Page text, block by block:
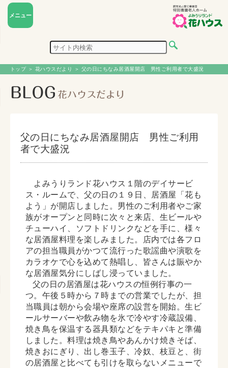
メニュー
トップ＞ 花ハウスだより ＞ 父の日にちなみ居酒屋開店 男性ご利用者で大盛況
父の日にちなみ居酒屋開店 男性ご利用
者で大盛況
よみうりランド花ハウス１階のデイサービ
ス・ルームで、父の日の１９日、居酒屋「花も
よう」が開店しました。男性のご利用者やご家
族がオープンと同時に次々と来店、生ビールや
チューハイ、ソフトドリンクなどを手に、様々
な居酒屋料理を楽しみました。店内では各フロ
アの担当職員がかつて流行った歌謡曲や演歌を
カラオケで心を込めて熱唱し、皆さんは賑やか
な居酒屋気分にしばし浸っていました。
父の日の居酒屋は花ハウスの恒例行事の一
つ。午後５時から７時までの営業でしたが、担
当職員は朝から会場や座席の設営を開始。生ビ
ールサーバーや飲み物を氷で冷やす冷蔵設備、
焼き鳥を保温する器具類などをテキパキと準備
しました。料理は焼き鳥やあんかけ焼きそば、
焼きおにぎり、出し巻玉子、冷奴、枝豆と、街
の居酒屋と比べても引けを取らないメニューで